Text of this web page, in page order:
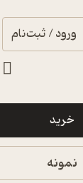
ورود / ثبت‌نام
خرید
نمونه